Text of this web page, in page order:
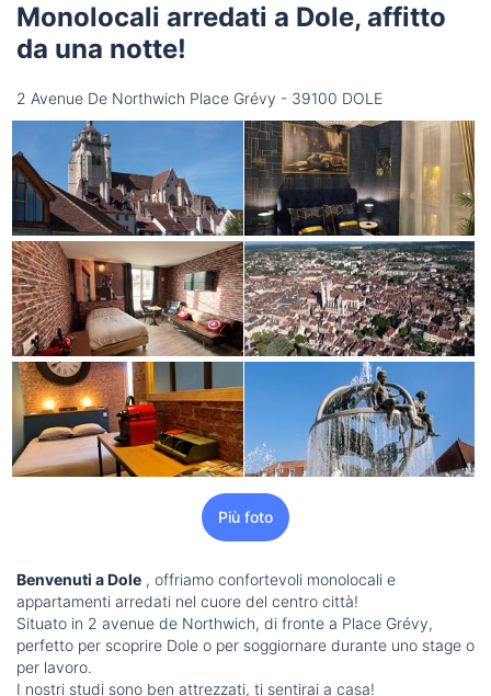
Monolocali arredati a Dole, affitto
da una notte!
2 Avenue De Northwich Place Grévy - 39100 DOLE
Più foto
Benvenuti a Dole , offriamo confortevoli monolocali e
appartamenti arredati nel cuore del centro città!
Situato in 2 avenue de Northwich, di fronte a Place Grévy,
perfetto per scoprire Dole o per soggiornare durante uno stage o
per lavoro.
I nostri studi sono ben attrezzati, ti sentirai a casa!